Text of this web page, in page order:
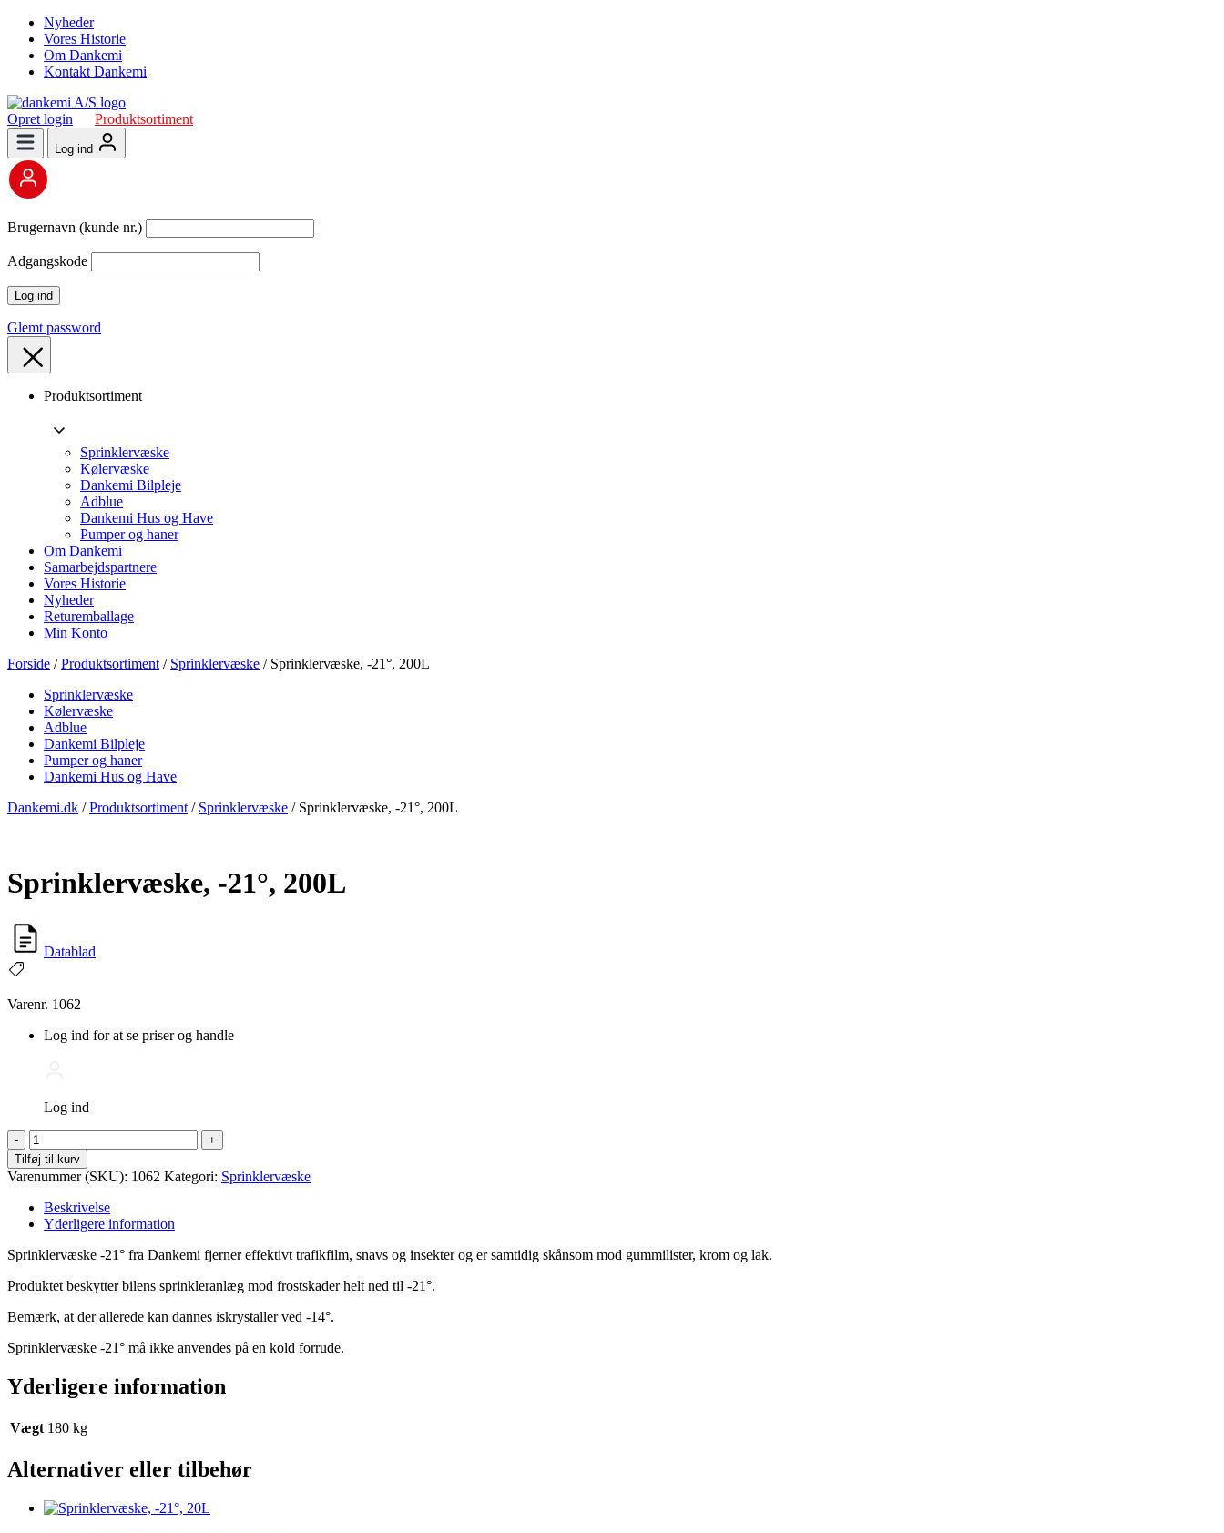
Nyheder
Vores Historie
Om Dankemi
Kontakt Dankemi
Opret login Produktsortiment
Log ind
Brugernavn (kunde nr.)
Adgangskode
Glemt password
Produktsortiment
Sprinklervæske
Kølervæske
Dankemi Bilpleje
Adblue
Dankemi Hus og Have
Pumper og haner
Om Dankemi
Samarbejdspartnere
Vores Historie
Nyheder
Returemballage
Min Konto
Forside /Produktsortiment / Sprinklervæske / Sprinklervæske, -21°, 200L
Sprinklervæske
Kølervæske
Adblue
Dankemi Bilpleje
Pumper og haner
Dankemi Hus og Have
Dankemi.dk /Produktsortiment / Sprinklervæske / Sprinklervæske, -21°, 200L
Sprinklervæske, -21°, 200L
Datablad
Varenr. 1062
Log ind for at se priser og handle
Log ind
-
Sprinklervæske,
-21°,
200L
antal
+
Tilføj til kurv
Varenummer (SKU): 1062 Kategori: Sprinklervæske
Beskrivelse
Yderligere information
Sprinklervæske -21° fra Dankemi fjerner effektivt trafikfilm, snavs og insekter og er samtidig skånsom mod gummilister, krom og lak.
Produktet beskytter bilens sprinkleranlæg mod frostskader helt ned til -21°.
Bemærk, at der allerede kan dannes iskrystaller ved -14°.
Sprinklervæske -21° må ikke anvendes på en kold forrude.
Yderligere information
Vægt 180 kg
Alternativer eller tilbehør